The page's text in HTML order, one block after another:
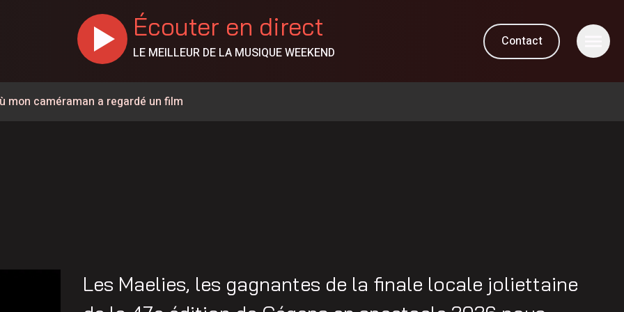
Écouter en direct
LE MEILLEUR DE LA MUSIQUE WEEKEND
Contact
mon caméraman a regardé un film
est réparé
contre de faux évaluateurs
Lanaudière
de porcs de Lanaudière–Outaouais–Laurentides
Les Maelies, les gagnantes de la finale locale joliettaine